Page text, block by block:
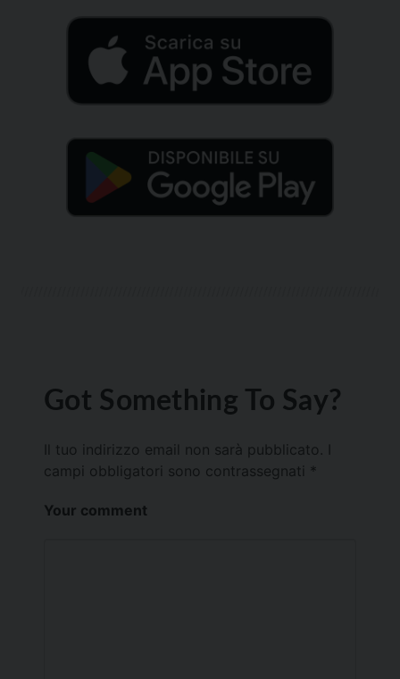
Got Something To Say?
Il tuo indirizzo email non sarà pubblicato.
campi obbligatori sono contrassegnati *
Your comment